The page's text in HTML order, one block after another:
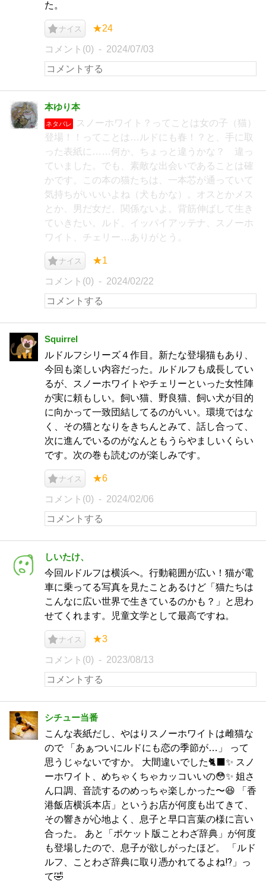
た。
ナイス ★24
コメント(0) 2024/07/03
本ゆり本
ネタバレ
スノーホワイト？ってことは女の子（猫）
登場！！ってことは…ルドにも春！？と、手に取
った表紙に……何か、ちょっと違うかな？ 違っ
ていました。でも、素敵な出会いであることは確
かです。この本の猫たちは、一本芯が通っていて
気持ちがいいいよね（犬もかな）。オスとかメス
とか、男だ女だ、関係ないよ。背筋伸ばして生き
ていきたい。ルド、イッパイアッテナ、スノーホ
ワイト、チェリー…ありがとう。
ナイス ★1
コメント(0) 2024/02/22
Squirrel
ルドルフシリーズ４作目。新たな登場猫もあり、
今回も楽しい内容だった。ルドルフも成長してい
るが、スノーホワイトやチェリーといった女性陣
が実に頼もしい。飼い猫、野良猫、飼い犬が目的
に向かって一致団結してるのがいい。環境ではな
く、その猫となりをきちんとみて、話し合って、
次に進んでいるのがなんともうらやましいくらい
です。次の巻も読むのが楽しみです。
ナイス ★6
コメント(0) 2024/02/06
しいたけ、
今回ルドルフは横浜へ。行動範囲が広い！猫が電
車に乗ってる写真を見たことあるけど「猫たちは
こんなに広い世界で生きているのかも？」と思わ
せてくれます。児童文学として最高ですね。
ナイス ★3
コメント(0) 2023/08/13
シチュー当番
こんな表紙だし、やはりスノーホワイトは雌猫な
ので 「あぁついにルドにも恋の季節が…」 って
思うじゃないですか。 大間違いでした🐈‍⬛✨ スノ
ーホワイト、めちゃくちゃカッコいいの😳✨ 姐さ
ん口調、音読するのめっちゃ楽しかった〜😆 「香
港飯店横浜本店」というお店が何度も出てきて、
その響きが心地よく、息子と早口言葉の様に言い
合った。 あと「ポケット版ことわざ辞典」が何度
も登場したので、息子が欲しがったほど。 「ルド
ルフ、ことわざ辞典に取り憑かれてるよね⁉︎」っ
て🤣